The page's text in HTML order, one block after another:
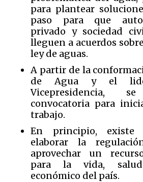
para plantear
paso para que
privado y sociedad
lleguen a acuerdos
ley de aguas.
A partir de la
de Agua y el
Vicepresidencia,
convocatoria para
trabajo.
En principio, existe
elaborar la
aprovechar un
para la vida,
económico del país.